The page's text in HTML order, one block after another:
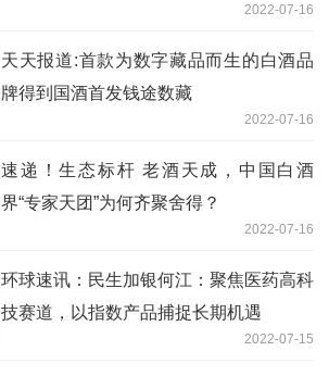
2022-07-16
天天报道:首款为数字藏品而生的白酒品
牌得到国酒首发钱途数藏
2022-07-16
速递！生态标杆 老酒天成，中国白酒
界“专家天团”为何齐聚舍得？
2022-07-16
环球速讯：民生加银何江：聚焦医药高科
技赛道，以指数产品捕捉长期机遇
2022-07-15